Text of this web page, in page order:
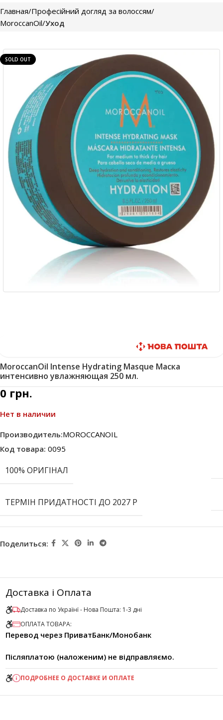
Главная Професійний догляд за волоссям
MoroccanOil Уход
SOLD OUT
MoroccanOil Intense Hydrating Masque Маска
интенсивно увлажняющая 250 мл.
0 грн.
Нет в наличии
Производитель:MOROCCANOIL
Код товара: 0095
100% ОРИГІНАЛ
ТЕРМІН ПРИДАТНОСТІ ДО 2027 Р
Поделиться:
Доставка і Оплата
Доставка по Українї - Нова Пошта: 1-3 дні
ОПЛАТА ТОВАРА:
Перевод через ПриватБанк/Монобанк
Післяплатою (наложеним) не відправляємо.
ПОДРОБНЕЕ О ДОСТАВКЕ И ОПЛАТЕ